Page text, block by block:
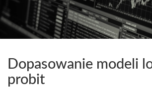
Dopasowanie modeli
probit